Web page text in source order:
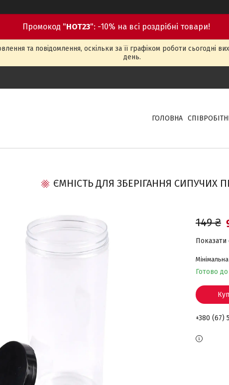
Промокод "HOT23": -10% на всі роздрібні товари!
та повідомлення, оскільки за її графіком роботи сьогодні
день.
ГОЛОВНА
ЄМНІСТЬ ДЛЯ ЗБЕРІГАННЯ СИПУЧИХ
149 ₴
Показати
Готово
+380 (67)